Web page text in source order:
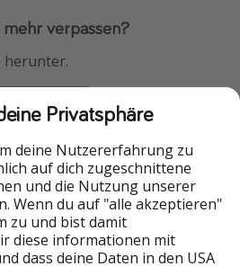
verpassen?
herunter.
der HolidayPirates Group
HolidayPirates
WakacyjniPiraci
Ferienpiraten
ViajerosPiratas
Privatsphäre
deine Nutzererfahrung zu
auf dich zugeschnittene
und die Nutzung unserer
Wenn du auf "alle akzeptieren"
zu und bist damit
diese informationen mit
dass deine Daten in den USA